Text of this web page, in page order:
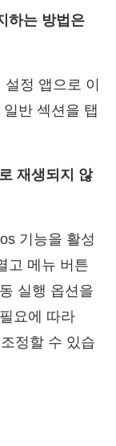
하는 방법은
정 앱으로 이
반 섹션을 탭
재생되지 않
기능을 활성
고 메뉴 버튼
실행 옵션을
요에 따라
정할 수 있습